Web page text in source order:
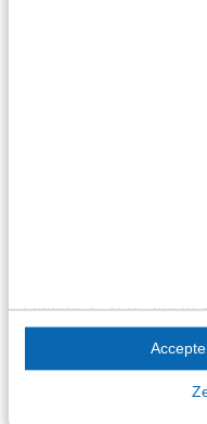
eilandjes", zegt Sjoerd
AI verandert het